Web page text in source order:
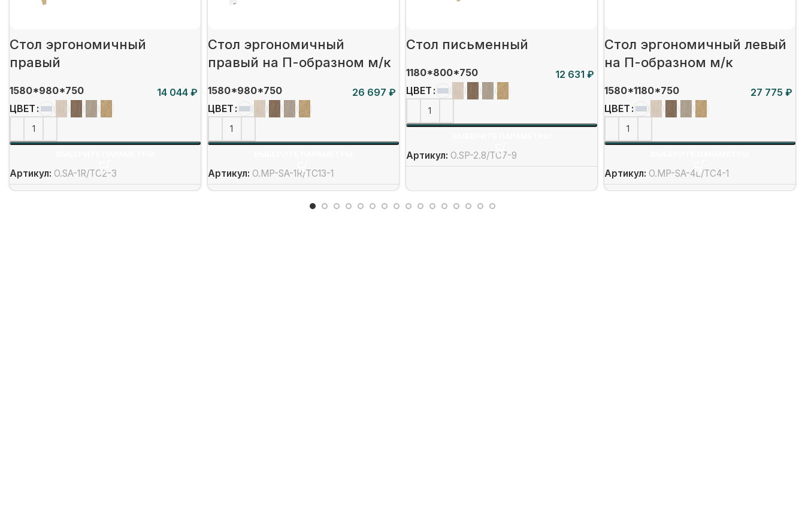
Стол эргономичный
правый
1580*980*750
₽
ЦВЕТ
Артикул: O.SA-1R/ТС2-3
Стол эргономичный
правый на П-образном м/к
1580*980*750
₽
ЦВЕТ
Артикул: O.MP-SA-1R/ТС13-1
Стол письменный
1180*800*750
₽
ЦВЕТ
Артикул: O.SP-2.8/ТС7-9
Стол эргономичный левый
на П-образном м/к
1580*1180*750
₽
ЦВЕТ
Артикул: O.MP-SA-4L/ТС4-1